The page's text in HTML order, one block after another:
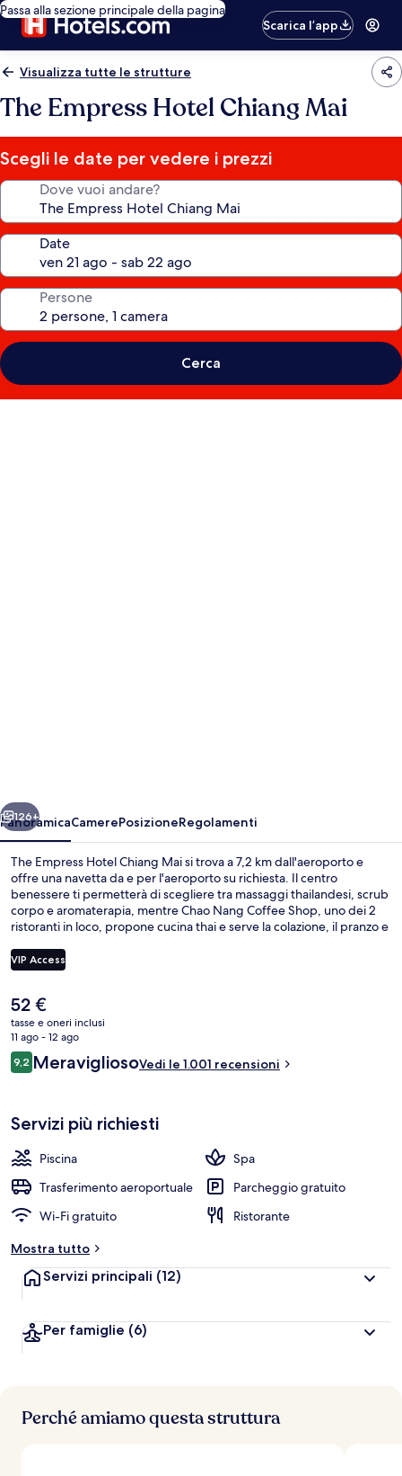
Passa alla sezione principale della pagina
Scarica l’app
Visualizza tutte le strutture
The Empress Hotel Chiang Mai
Scegli le date per vedere i prezzi
Dove vuoi andare?
Date
Persone
Cerca
Avanti
126+
PanoramicaCamerePosizioneRegolamenti
The Empress Hotel Chiang Mai si trova a 7,2 km dall'aeroporto e
offre una navetta da e per l'aeroporto su richiesta. Il centro
benessere ti permetterà di scegliere tra massaggi thailandesi, scrub
corpo e aromaterapia, mentre Chao Nang Coffee Shop, uno dei 2
ristoranti in loco, propone cucina thai e serve la colazione, il pranzo e
una piscina all'aperto e un bar a bordo piscina. I viaggiatori
apprezzano il personale gentile e le condizioni generali del posto.
VIP Access
Il
prezzo
attuale
è
52 €
52 €
tasse e oneri inclusi
11 ago - 12 ago
Recensioni
9,29,2 su 10
MeravigliosoVedi le 1.001 recensioni
Servizi più richiesti
Piscina
Spa
Trasferimento aeroportuale
Parcheggio gratuito
Wi-Fi gratuito
Ristorante
Mostra tutto
Servizi principali (12)
Per famiglie (6)
Perché amiamo questa struttura